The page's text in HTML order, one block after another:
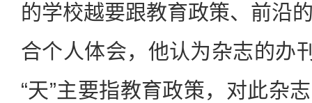
的学校越要跟教育政策、前沿
合个人体会，他认为杂志的办
“天”主要指教育政策，对此杂